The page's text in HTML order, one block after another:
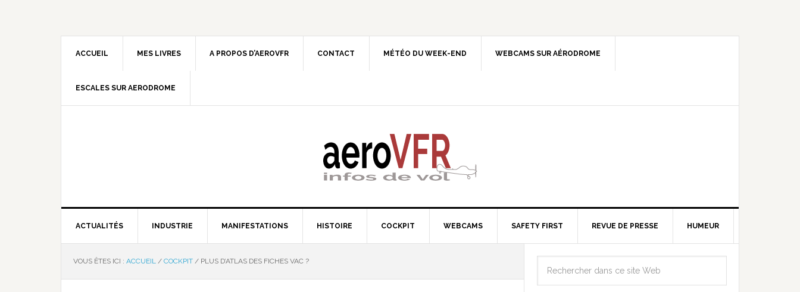
ACCUEIL MES LIVRES A PROPOS D’AEROVFR CONTACT MÉTÉO DU WEEK-END WEBCAMS SUR AÉRODROME
ESCALES SUR AERODROME
ACTUALITÉS INDUSTRIE MANIFESTATIONS HISTOIRE COCKPIT WEBCAMS SAFETY FIRST REVUE DE PRESSE HUMEUR
VOUS ÊTES ICI : ACCUEIL / COCKPIT / PLUS D’ATLAS DES FICHES VAC ?